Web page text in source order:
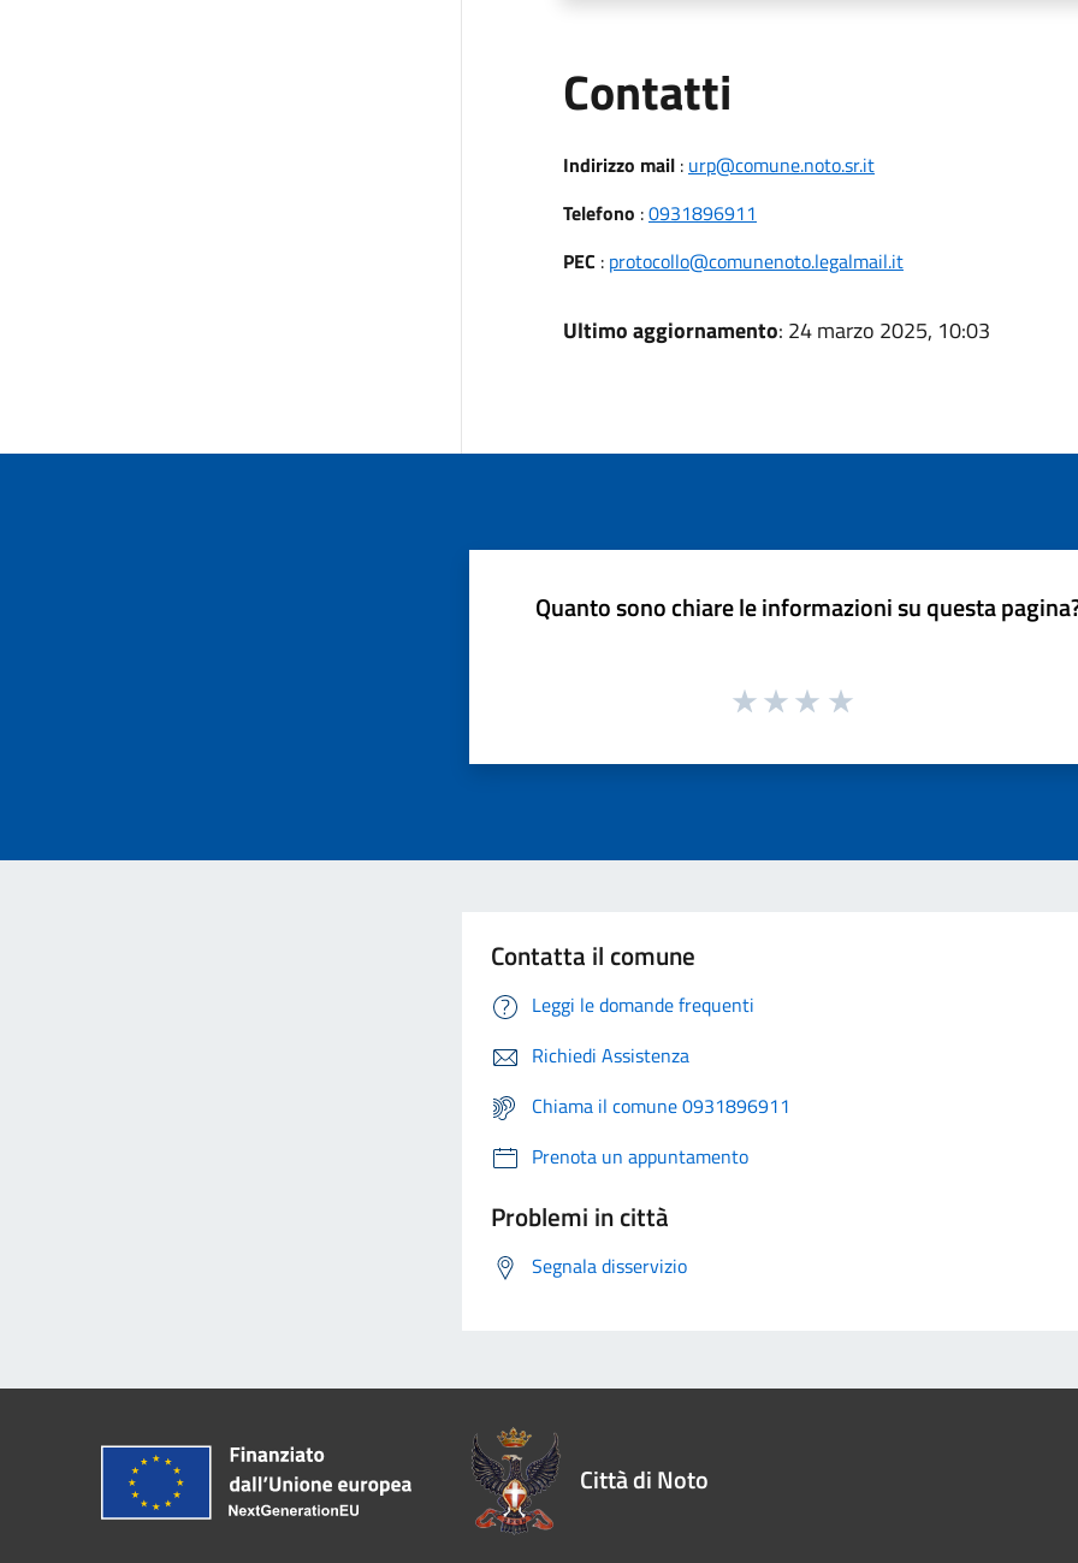
Contatti
Indirizzo mail: urp@comune.noto.sr.it
Telefono :0931896911
PEC : protocollo@comunenoto.legalmail.it
Ultimo aggiornamento: 24 marzo 2025, 10:03
Quanto sono chiare le informazioni su questa
Contatta il comune
Leggi le domande frequenti
Richiedi Assistenza
Chiama il comune 0931896911
Prenota un appuntamento
Problemi in città
Segnala disservizio
Città di Noto